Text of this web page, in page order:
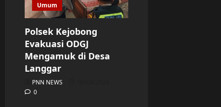
Umum
Polsek Kejobong
Evakuasi ODGJ
Mengamuk di Desa
Langgar
PNN NEWS
0